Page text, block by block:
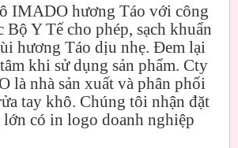
IMADO hương Táo với công
Bộ Y Tế cho phép, sạch khuẩn
hương Táo dịu nhẹ. Đem lại
khi sử dụng sản phẩm. Cty
là nhà sản xuất và phân phối
tay khô. Chúng tôi nhận đặt
có in logo doanh nghiệp